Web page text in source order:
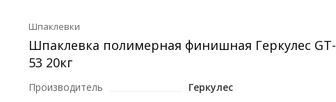
Шпаклевки
Шпаклевка полимерная финишная Геркулес GT-
53 20кг
Производитель
Геркулес